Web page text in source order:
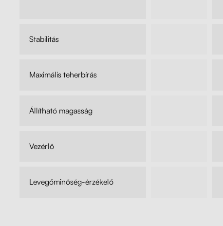
Stabilitás
Maximális teherbírás
Állítható magasság
Vezérlő
Levegőminőség-érzékelő
70 kg
71-119 cm
nem